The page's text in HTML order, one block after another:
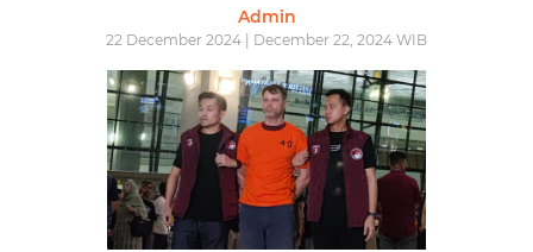
Admin
22 December 2024 | December 22, 2024 WIB